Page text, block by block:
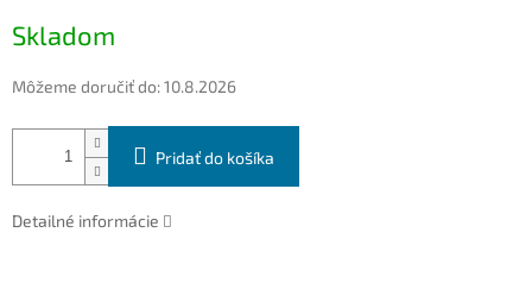
cena:
Skladom
Môžeme doručiť do:10.8.2026
Pridať do košíka
Detailné informácie